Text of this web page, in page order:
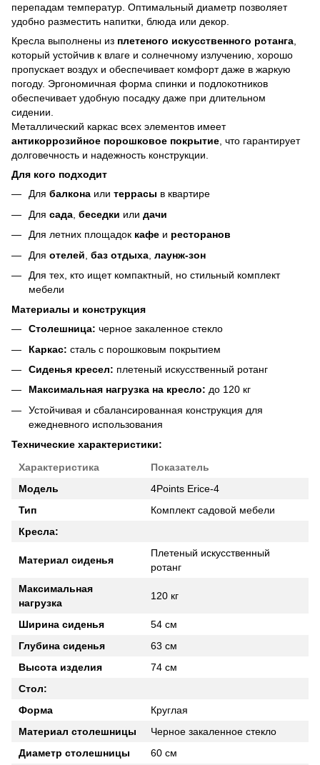
перепадам температур. Оптимальный диаметр позволяет
удобно разместить напитки, блюда или декор.
Кресла выполнены из плетеного искусственного ротанга,
который устойчив к влаге и солнечному излучению, хорошо
пропускает воздух и обеспечивает комфорт даже в жаркую
погоду. Эргономичная форма спинки и подлокотников
обеспечивает удобную посадку даже при длительном
сидении.
Металлический каркас всех элементов имеет
антикоррозийное порошковое покрытие, что гарантирует
долговечность и надежность конструкции.
Для кого подходит
Для балкона или террасы в квартире
Для сада беседки или дачи
Для летних площадок кафе и ресторанов
Для отелей баз отдыха лаунж-зон
Для тех, кто ищет компактный, но стильный комплект
мебели
Материалы и конструкция
Столешница: черное закаленное стекло
Каркас: сталь с порошковым покрытием
Сиденья кресел: плетеный искусственный ротанг
Максимальная нагрузка на кресло: до 120 кг
Устойчивая и сбалансированная конструкция для
ежедневного использования
Технические характеристики:
Характеристика
Показатель
Модель
4Points Erice-4
Тип
Комплект садовой мебели
Кресла:
Материал сиденья
Плетеный искусственный
ротанг
Максимальная
нагрузка
120 кг
Ширина сиденья
54 см
Глубина сиденья
63 см
Высота изделия
74 см
Стол:
Форма
Круглая
Материал столешницы
Черное закаленное стекло
Диаметр столешницы
60 см